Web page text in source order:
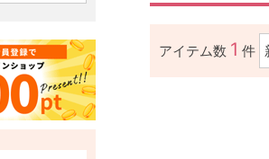
アイテム数 1 件